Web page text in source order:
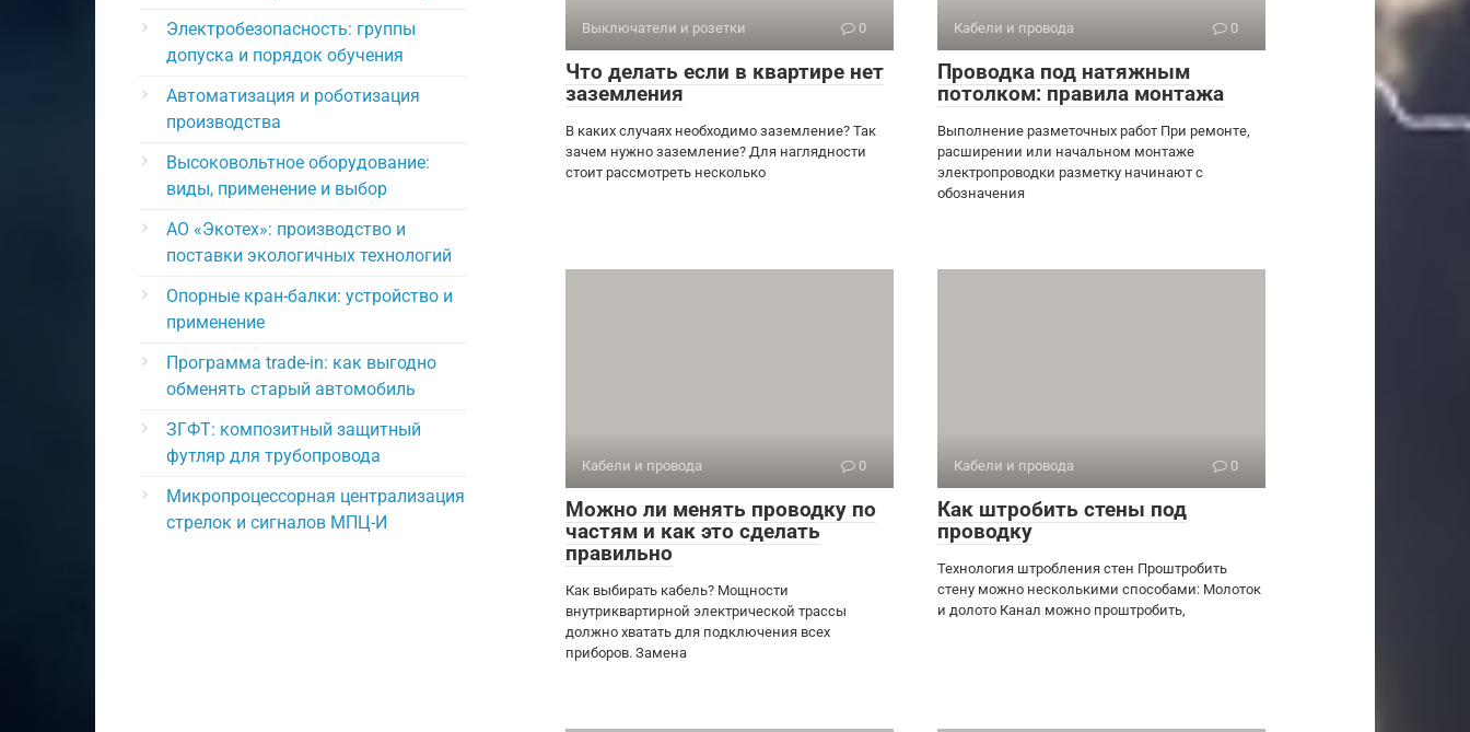
Выключатели и розетки 0
Что делать если в квартире нет
заземления
В каких случаях необходимо заземление? Так
зачем нужно заземление? Для наглядности
стоит рассмотреть несколько
Кабели и провода 0
Проводка под натяжным
потолком: правила монтажа
Выполнение разметочных работ При ремонте,
расширении или начальном монтаже
электропроводки разметку начинают с
обозначения
Кабели и провода 0
Можно ли менять проводку по
частям и как это сделать
правильно
Как выбирать кабель? Мощности
внутриквартирной электрической трассы
должно хватать для подключения всех
приборов. Замена
Кабели и провода 0
Как штробить стены под
проводку
Технология штробления стен Проштробить
стену можно несколькими способами: Молоток
и долото Канал можно проштробить,
Электробезопасность: группы
допуска и порядок обучения
Автоматизация и роботизация
производства
Высоковольтное оборудование:
виды, применение и выбор
АО «Экотех»: производство и
поставки экологичных технологий
Опорные кран-балки: устройство и
применение
Программа trade-in: как выгодно
обменять старый автомобиль
ЗГФТ: композитный защитный
футляр для трубопровода
Микропроцессорная централизация
стрелок и сигналов МПЦ-И